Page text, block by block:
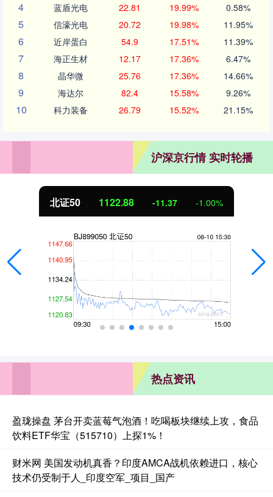
4 蓝盾光电 22.81 19.99% 0.58%
5 信濠光电 20.72 19.98% 11.95%
6 近岸蛋白 54.9 17.51% 11.39%
7 海正生材 12.17 17.36% 6.47%
8 晶华微 25.76 17.36% 14.66%
9 海达尔 82.4 15.58% 9.26%
10 科力装备 26.79 15.52% 21.15%
沪深京行情 实时轮播
北证50 1122.88 -11.37 -1.00%
热点资讯
盈珑操盘 茅台开卖蓝莓气泡酒！吃喝板块继续上攻，食品
饮料ETF华宝（515710）上探1%！
财米网 美国发动机真香？印度AMCA战机依赖进口，核心
技术仍受制于人_印度空军_项目_国产